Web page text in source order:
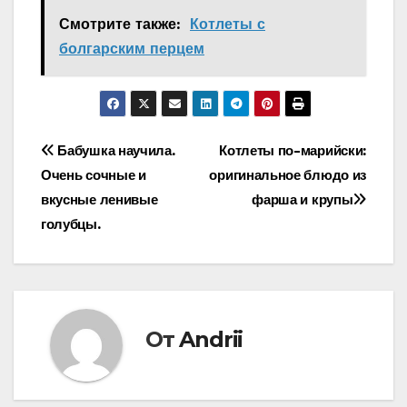
Смотрите также:
Котлеты с
болгарским перцем
Навигация
по
записям
Котлеты по-марийски:
оригинальное блюдо из
фарша и крупы
Бабушка научила.
Очень сочные и
вкусные ленивые
голубцы.
ОтAndrii